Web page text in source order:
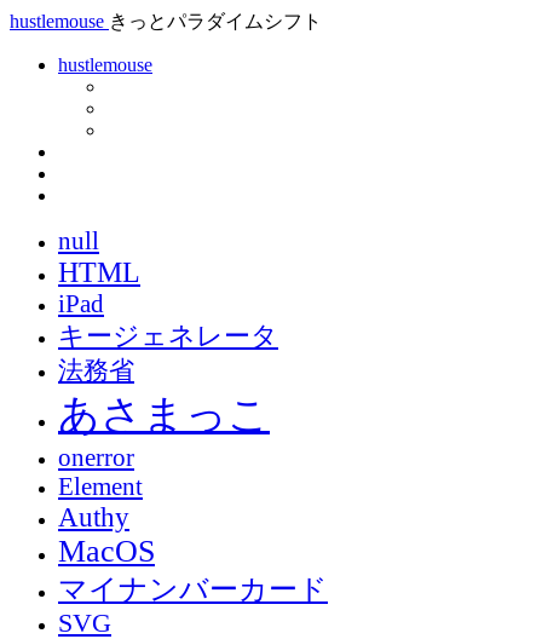
hustlemouse きっとパラダイムシフト
hustlemouse
null
HTML
iPad
キージェネレータ
法務省
あさまっこ
onerror
Element
Authy
MacOS
マイナンバーカード
SVG